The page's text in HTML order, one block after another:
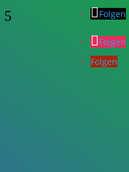
Folgen
Folgen
Folgen